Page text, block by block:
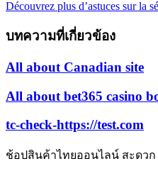
Découvrez plus d’astuces sur la
บทความที่เกี่ยวข้อง
All about Canadian site
All about bet365 casino
tc-check-https://test.com
ช้อปสินค้าไทยออนไลน์ สะดวก